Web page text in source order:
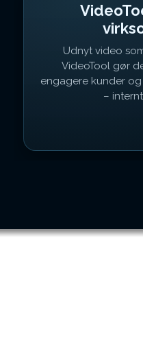
Udnyt video
VideoTool gør
engagere kunder
–